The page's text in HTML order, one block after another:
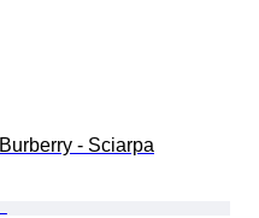
Burberry - Sciarpa